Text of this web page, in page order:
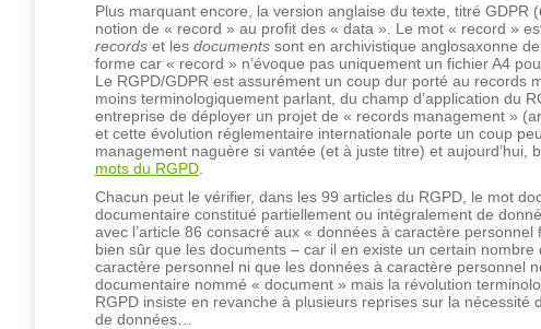
Plus marquant encore, la version anglaise du texte, titré GDPR (
notion de « record » au profit des « data ». Le mot « record »
records et les documents sont en archivistique anglosaxonne
forme car « record » n’évoque pas uniquement un fichier A4
Le RGPD/GDPR est assurément un coup dur porté au records
moins terminologiquement parlant, du champ d’application du
entreprise de déployer un projet de « records management »
et cette évolution réglementaire internationale porte un coup
management naguère si vantée (et à juste titre) et aujourd’hui,
mots du RGPD
Chacun peut le vérifier, dans les 99 articles du RGPD, le mot
documentaire constitué partiellement ou intégralement de
avec l’article 86 consacré aux « données à caractère
bien sûr que les documents – car il en existe un certain
caractère personnel ni que les données à caractère personnel
documentaire nommé « document » mais la révolution
RGPD insiste en revanche à plusieurs reprises sur la
de données…